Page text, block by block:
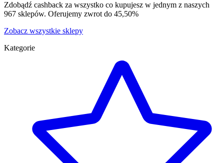
Zdobądź cashback za wszystko co kupujesz w jednym z naszych
967 sklepów. Oferujemy zwrot do 45,50%
Zobacz wszystkie sklepy
Kategorie